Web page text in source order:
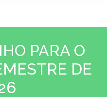
PARA O
DE